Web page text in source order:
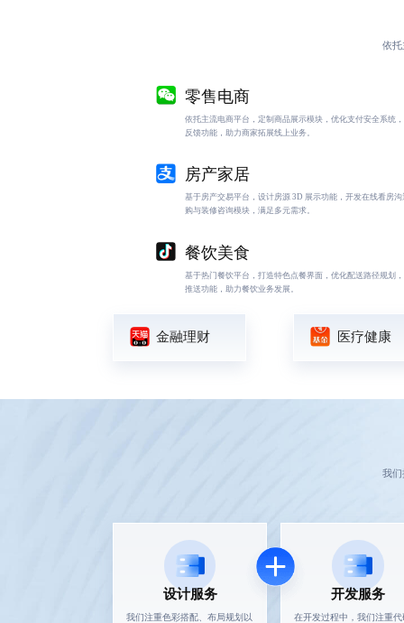
依托
零售电商
依托主流电商平台，定制商品展示模块，优化支付安全系统
反馈功能，助力商家拓展线上业务。
房产家居
基于房产交易平台，设计房源 3D 展示功能，开发在线看房
购与装修咨询模块，满足多元需求。
餐饮美食
基于热门餐饮平台，打造特色点餐界面，优化配送路径规划
推送功能，助力餐饮业务发展。
金融理财 医疗健康
我们
设计服务
我们注重色彩搭配、布局规划以
开发服务
在开发过程中，我们注重代